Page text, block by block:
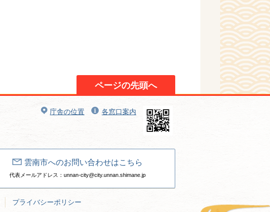
ページの先頭へ
庁舎の位置 各窓口案内
雲南市へのお問い合わせはこちら
代表メールアドレス：unnan-city@city.unnan.shimane.jp
プライバシーポリシー